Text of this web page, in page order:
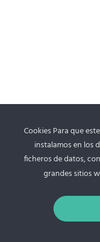
© 2016 - 2021
Cookies Para que
instalamos en los
ficheros de datos,
grandes sitios